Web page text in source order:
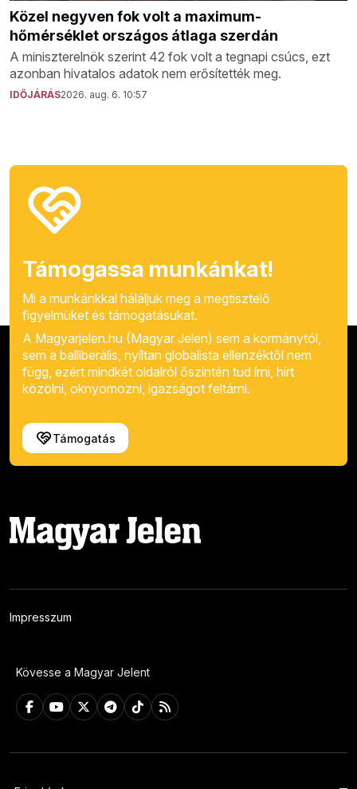
Közel negyven fok volt a maximum-
hőmérséklet országos átlaga szerdán
A miniszterelnök szerint 42 fok volt a tegnapi csúcs, ezt
azonban hivatalos adatok nem erősítették meg.
IDŐJÁRÁS2026. aug. 6. 10:57
Támogassa munkánkat!
Mi a munkánkkal háláljuk meg a megtisztelő
figyelmüket és támogatásukat.
A Magyarjelen.hu (Magyar Jelen) sem a kormánytól,
sem a balliberális, nyíltan globalista ellenzéktől nem
függ, ezért mindkét oldalról őszintén tud írni, hírt
közölni, oknyomozni, igazságot feltárni.
Támogatás
Impresszum
Kövesse a Magyar Jelent